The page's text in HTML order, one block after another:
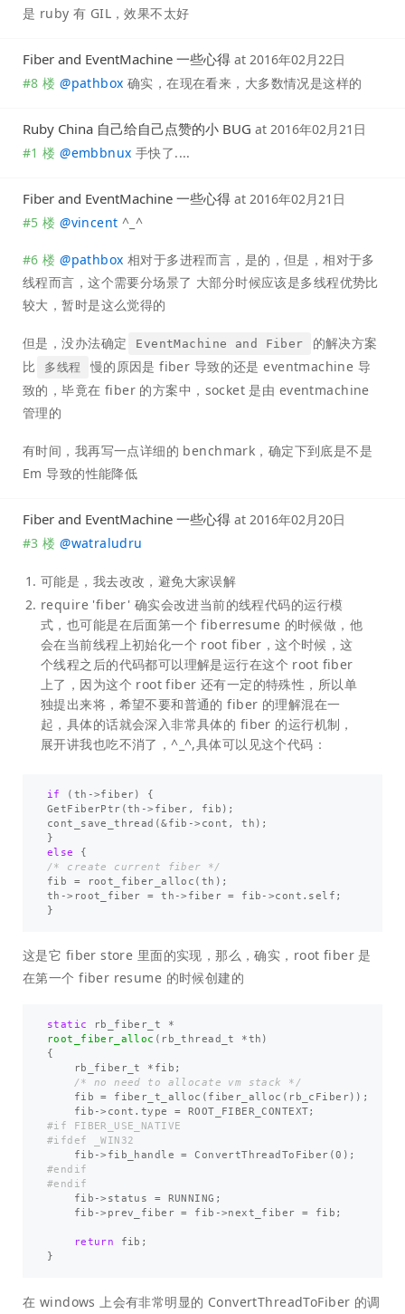
是 ruby 有 GIL，效果不太好
Fiber and EventMachine 一些心得 at 2016年02月22日
#8 楼 @pathbox 确实，在现在看来，大多数情况是这样的
Ruby China 自己给自己点赞的小 BUG at 2016年02月21日
#1 楼 @embbnux 手快了....
Fiber and EventMachine 一些心得 at 2016年02月21日
#5 楼 @vincent ^_^
#6 楼 @pathbox 相对于多进程而言，是的，但是，相对于多
线程而言，这个需要分场景了 大部分时候应该是多线程优势比
较大，暂时是这么觉得的
但是，没办法确定 EventMachine and Fiber
的解决方案
比
多线程
慢的原因是 fiber 导致的还是 eventmachine 导
致的，毕竟在 fiber 的方案中，socket 是由 eventmachine
管理的
有时间，我再写一点详细的 benchmark，确定下到底是不是
Em 导致的性能降低
Fiber and EventMachine 一些心得 at 2016年02月20日
#3 楼 @watraludru
可能是，我去改改，避免大家误解
require 'fiber' 确实会改进当前的线程代码的运行模
式，也可能是在后面第一个 fiberresume 的时候做，他
会在当前线程上初始化一个 root fiber，这个时候，这
个线程之后的代码都可以理解是运行在这个 root fiber
上了，因为这个 root fiber 还有一定的特殊性，所以单
独提出来将，希望不要和普通的 fiber 的理解混在一
起，具体的话就会深入非常具体的 fiber 的运行机制，
展开讲我也吃不消了，^_^,具体可以见这个代码：
if ( th ->fiber)
{
GetFiberPtr (th -> fiber , fib );
cont_save_thread (&fib -> cont , th );
}
else
{
/* create current fiber */
fib
= root_fiber_alloc ( th );
th -> root_fiber = th -> fiber = fib ->cont . self ;
}
这是它 fiber store 里面的实现，那么，确实，root fiber 是
在第一个 fiber resume 的时候创建的
static rb_fiber_t
*
root_fiber_alloc ( rb_thread_t *th )
{
rb_fiber_t
* fib ;
/* no need to allocate vm stack */
fib
= fiber_t_alloc ( fiber_alloc ( rb_cFiber));
fib -> cont . type = ROOT_FIBER_CONTEXT;
#if FIBER_USE_NATIVE
fib -> fib_handle = ConvertThreadToFiber (0 );
#endif
fib -> status = RUNNING ;
fib -> prev_fiber = fib ->next_fiber = fib ;
return fib ;
}
在 windows 上会有非常明显的 ConvertThreadToFiber 的调